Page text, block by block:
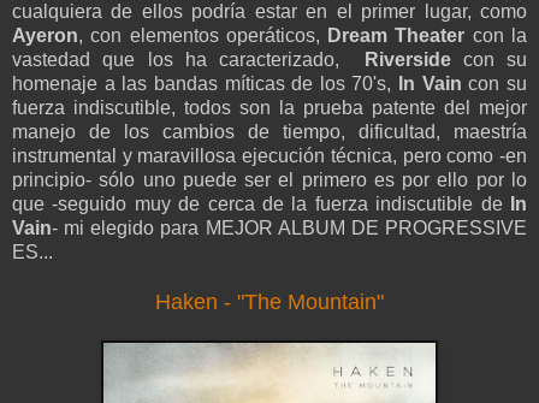
cualquiera de ellos podría estar en el primer lugar, como
Ayeron, con elementos operáticos, Dream Theater con la
vastedad que los ha caracterizado,
Riversidecon su
homenaje a las bandas míticas de los 70's,
In Vain con su
fuerza indiscutible, todos son la prueba patente del mejor
manejo de los cambios de tiempo, dificultad, maestría
instrumental y maravillosa ejecución técnica, pero como -en
principio- sólo uno puede ser el primero es por ello por lo
que -seguido muy de cerca de la fuerza indiscutible de
In
Vain- mi elegido para MEJOR ALBUM DE PROGRESSIVE
ES...
Haken - "The Mountain"